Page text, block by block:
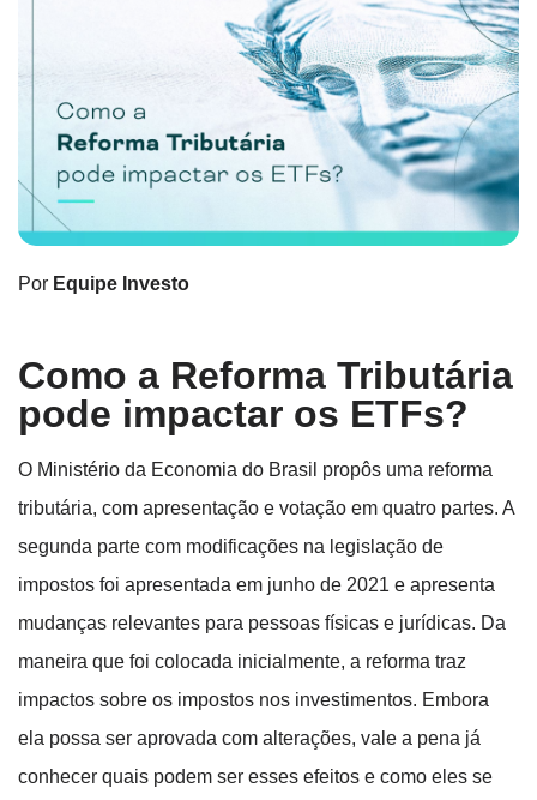
Por Equipe Investo
Como a Reforma Tributária
pode impactar os ETFs?
O Ministério da Economia do Brasil propôs uma reforma
tributária, com apresentação e votação em quatro partes. A
segunda parte com modificações na legislação de
impostos foi apresentada em junho de 2021 e apresenta
mudanças relevantes para pessoas físicas e jurídicas. Da
maneira que foi colocada inicialmente, a reforma traz
impactos sobre os impostos nos investimentos. Embora
ela possa ser aprovada com alterações, vale a pena já
conhecer quais podem ser esses efeitos e como eles se